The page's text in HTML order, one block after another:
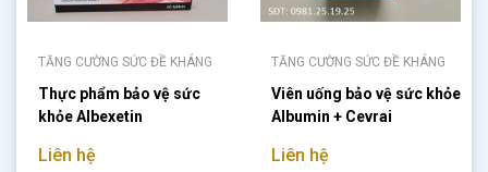
TĂNG CƯỜNG SỨC ĐỀ KHÁNG
Thực phẩm bảo vệ sức
khỏe Albexetin
Liên hệ
TĂNG CƯỜNG SỨC ĐỀ KHÁNG
Viên uống bảo vệ sức khỏe
Albumin + Cevrai
Liên hệ